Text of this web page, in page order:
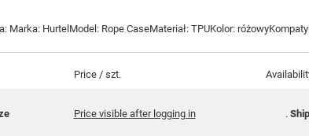
Marka: HurtelModel: Rope CaseMateriał: TPUKolor:
Price / szt.
Price visible after logging in